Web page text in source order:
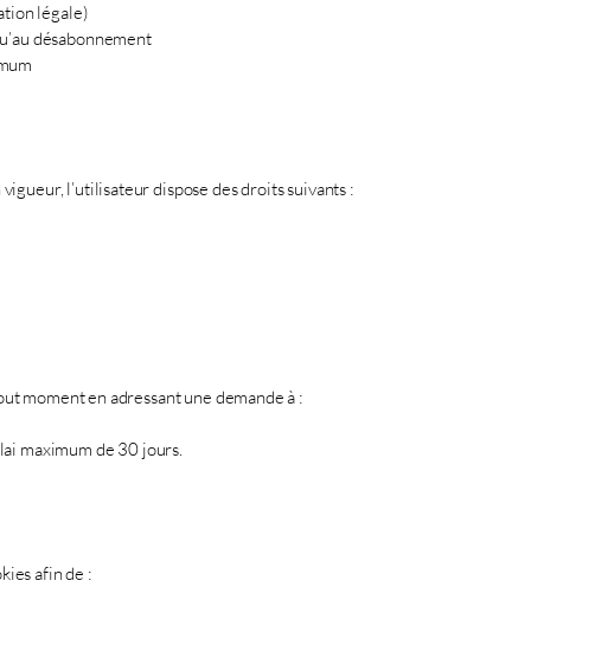
légale)
désabonnement
l’utilisateur dispose des droits suivants :
moment en adressant une demande à :
maximum de 30 jours.
afin de :